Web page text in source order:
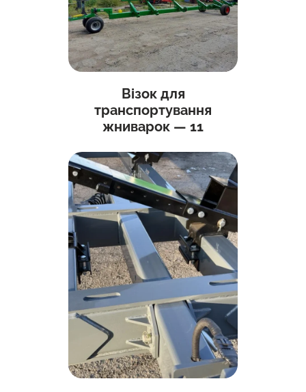
Візок для
транспортування
жниварок — 11